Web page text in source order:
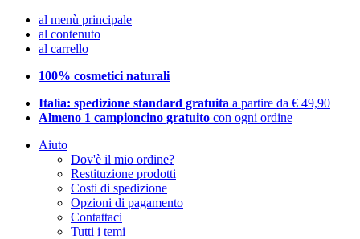
al menù principale
al contenuto
al carrello
100% cosmetici naturali
Italia: spedizione standard gratuita a partire da € 49,90
Almeno 1 campioncino gratuito con ogni ordine
Aiuto
Dov'è il mio ordine?
Restituzione prodotti
Costi di spedizione
Opzioni di pagamento
Contattaci
Tutti i temi